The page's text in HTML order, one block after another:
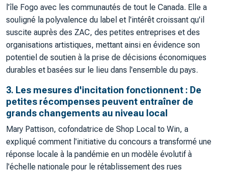
l'île Fogo avec les communautés de tout le Canada. Elle a
souligné la polyvalence du label et l'intérêt croissant qu'il
suscite auprès des ZAC, des petites entreprises et des
organisations artistiques, mettant ainsi en évidence son
potentiel de soutien à la prise de décisions économiques
durables et basées sur le lieu dans l'ensemble du pays.
3. Les mesures d'incitation fonctionnent : De
petites récompenses peuvent entraîner de
grands changements au niveau local
Mary Pattison, cofondatrice de Shop Local to Win, a
expliqué comment l'initiative du concours a transformé une
réponse locale à la pandémie en un modèle évolutif à
l'échelle nationale pour le rétablissement des rues